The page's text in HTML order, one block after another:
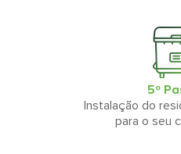
5º
Instalação do
para o seu